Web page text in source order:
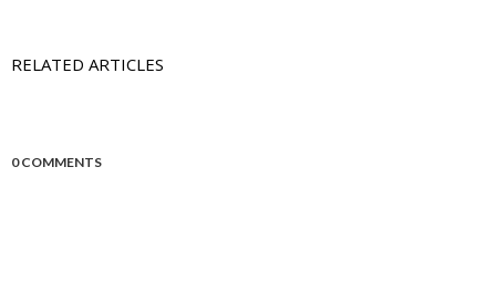
RELATED ARTICLES
0 COMMENTS